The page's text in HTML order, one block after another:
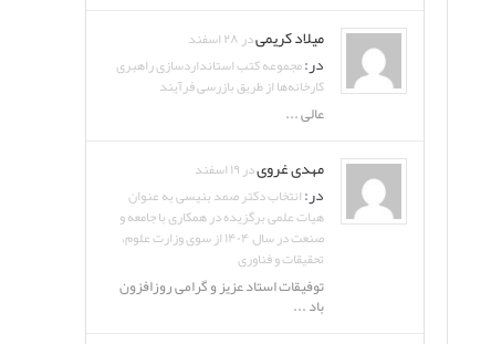
میلاد کریمیدر ۲۸ اسفند
در:مجموعه کتب استانداردسازی راهبری
کارخانه‌ها از طریق بازرسی فرآیند
عالی ...
مهدی غرویدر ۱۹ اسفند
در:انتخاب دکتر صمد بنیسی به عنوان
هیات علمی برگزیده در همکاری با جامعه و
صنعت در سال ۱۴۰۴ از سوی وزارت علوم،
تحقیقات و فناوری
توفیقات استاد عزیز و گرامی روزافزون
باد ...